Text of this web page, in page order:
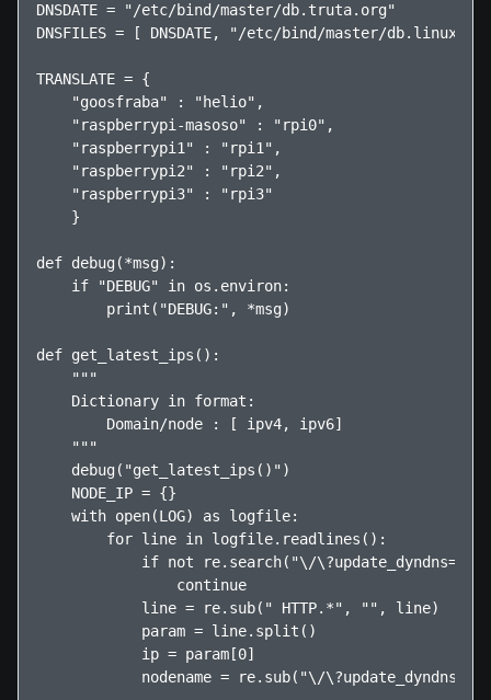
DNSDATE = "/etc/bind/master/db.truta.org"
DNSFILES = [ DNSDATE, "/etc/bind/master/db.linux-
TRANSLATE = {
    "goosfraba" : "helio",
    "raspberrypi-masoso" : "rpi0",
    "raspberrypi1" : "rpi1",
    "raspberrypi2" : "rpi2",
    "raspberrypi3" : "rpi3"
    }
def debug(*msg):
    if "DEBUG" in os.environ:
        print("DEBUG:", *msg)
def get_latest_ips():
    """
    Dictionary in format:
        Domain/node : [ ipv4, ipv6]
    """
    debug("get_latest_ips()")
    NODE_IP = {}
    with open(LOG) as logfile:
        for line in logfile.readlines():
if not re.search("\/\?update_dyndns=",
                continue
            line = re.sub(" HTTP.*", "", line)
            param = line.split()
            ip = param[0]
nodename = re.sub("\/\?update_dyndns=",